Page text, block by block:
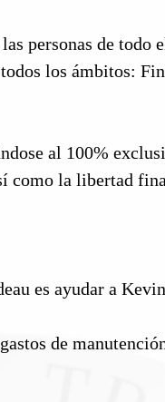
personas de todo
los ámbitos:
al 100%
como la libertad
es ayudar a
de